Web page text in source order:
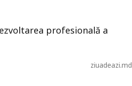
profesională a
ziuadeazi.md